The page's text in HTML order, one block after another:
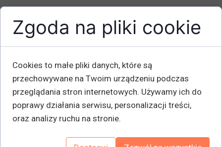
Wysokość mm: 1730
Głębokość mm: 280
Szerokość mm: 640
Waga kg: 31
Kompaktowa szafa komputerowa na płaski ekran do 21 ”.
Dodatkowo wzmocniona składana półka na klawiaturę i
niezmontowane, aby zapewnić najlepszą ekonomię
Zgoda na pliki cookie
Cookies to małe pliki danych, które są
przechowywane na Twoim urządzeniu podczas
przeglądania stron internetowych. Używamy ich do
poprawy działania serwisu, personalizacji treści,
oraz analizy ruchu na stronie.